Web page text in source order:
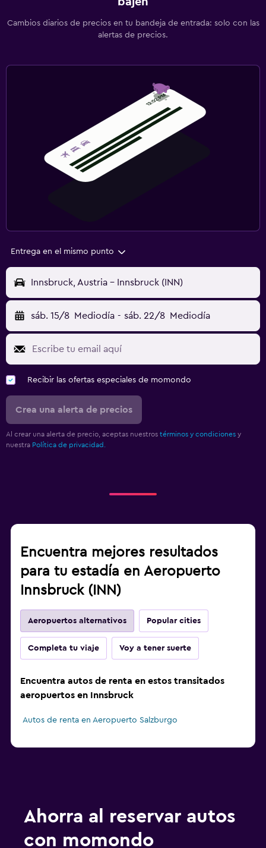
Cambios diarios de precios en tu bandeja de entrada: solo con las
alertas de precios.
Entrega en el mismo punto
Innsbruck, Austria - Innsbruck (INN)
sáb. 15/8 Mediodía - sáb. 22/8 Mediodía
Recibir las ofertas especiales de momondo
Crea una alerta de precios
Al crear una alerta de precio, aceptas nuestros términos y condiciones y
nuestra Política de privacidad.
Encuentra mejores resultados
para tu estadía en Aeropuerto
Innsbruck (INN)
Aeropuertos alternativos Popular cities
Completa tu viaje Voy a tener suerte
Encuentra autos de renta en estos transitados
aeropuertos en Innsbruck
Autos de renta en Aeropuerto Salzburgo
Ahorra al reservar autos
con momondo